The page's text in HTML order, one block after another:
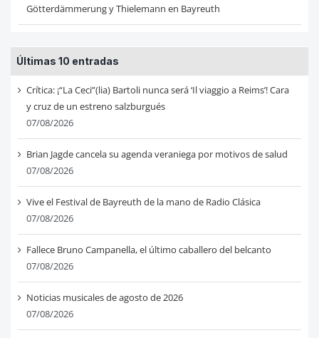
Götterdämmerung y Thielemann en Bayreuth
Últimas 10 entradas
Crítica: ¡“La Ceci”(lia) Bartoli nunca será ‘Il viaggio a Reims’! Cara
y cruz de un estreno salzburgués
07/08/2026
Brian Jagde cancela su agenda veraniega por motivos de salud
07/08/2026
Vive el Festival de Bayreuth de la mano de Radio Clásica
07/08/2026
Fallece Bruno Campanella, el último caballero del belcanto
07/08/2026
Noticias musicales de agosto de 2026
07/08/2026